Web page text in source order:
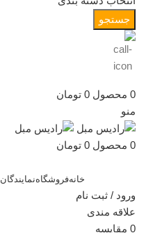
جستجو
0 محصول 0 تومان
منو
0 محصول 0 تومان
خانهفروشگاهنمایندگان
ورود / ثبت نام
علاقه مندی
0 مقایسه